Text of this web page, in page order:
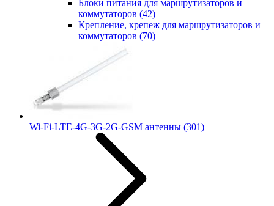
Блоки питания для маршрутизаторов и
коммутаторов (42)
Крепление, крепеж для маршрутизаторов и
коммутаторов (70)
Wi-Fi-LTE-4G-3G-2G-GSM антенны (301)